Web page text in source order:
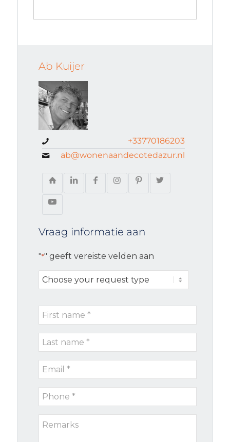
Ab Kuijer
+33770186203
ab@wonenaandecotedazur.nl
Vraag informatie aan
"*" geeft vereiste velden aan
Choose
your
type
First
name
Last
name
Email
*
Phone
*
Remarks